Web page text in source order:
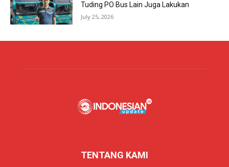
Tuding PO Bus Lain Juga Lakukan
July 25, 2026
TENTANG KAMI